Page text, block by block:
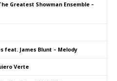
Greatest Showman Ensemble –
feat. James Blunt – Melody
Verte